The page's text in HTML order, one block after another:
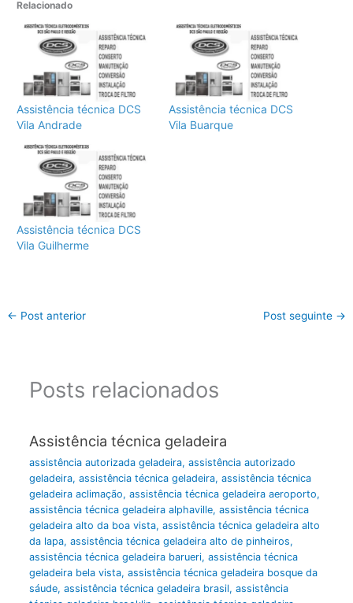
Relacionado
Assistência técnica DCS
Vila Andrade
Assistência técnica DCS
Vila Buarque
Assistência técnica DCS
Vila Guilherme
← Post anterior Post seguinte →
Posts relacionados
Assistência técnica geladeira
assistência autorizada geladeira, assistência autorizado
geladeira, assistência técnica geladeira, assistência técnica
geladeira aclimação, assistência técnica geladeira aeroporto,
assistência técnica geladeira alphaville, assistência técnica
geladeira alto da boa vista, assistência técnica geladeira alto
da lapa, assistência técnica geladeira alto de pinheiros,
assistência técnica geladeira barueri, assistência técnica
geladeira bela vista, assistência técnica geladeira bosque da
sáude, assistência técnica geladeira brasil, assistência